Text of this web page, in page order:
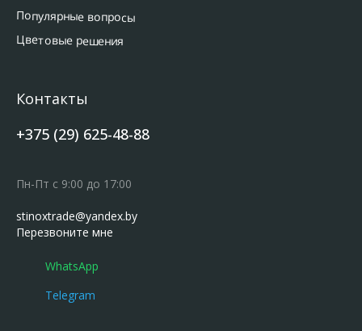
+375 (29) 625-48-88
Перезвоните мне
Популярные вопросы
Пн-Пт с 9:00 до 17:00
Контакты
WhatsApp
Telegram
Цветовые решения
stinoxtrade@yandex.by